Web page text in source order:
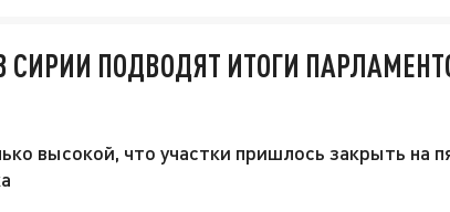
ПОДВОДЯТ ИТОГИ
высокой, что участки пришлось закрыть на